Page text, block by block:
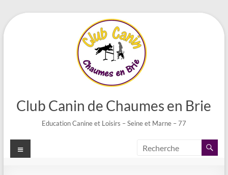
Aller
au
Club Canin de Chaumes en Brie
Education Canine et Loisirs – Seine et Marne – 77
Menu